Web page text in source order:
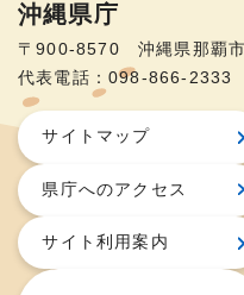
沖縄県庁
〒900-8570 沖縄県那覇
代表電話：098-866-2333
サイトマップ
県庁へのアクセス
サイト利用案内